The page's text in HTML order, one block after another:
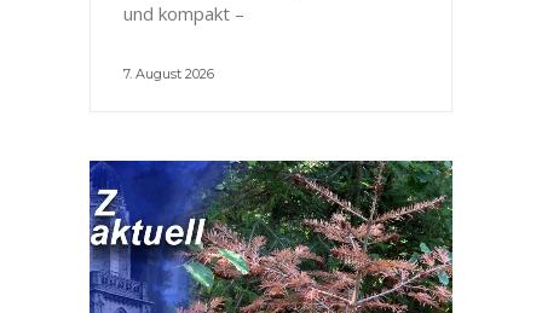
und kompakt –
7. August 2026